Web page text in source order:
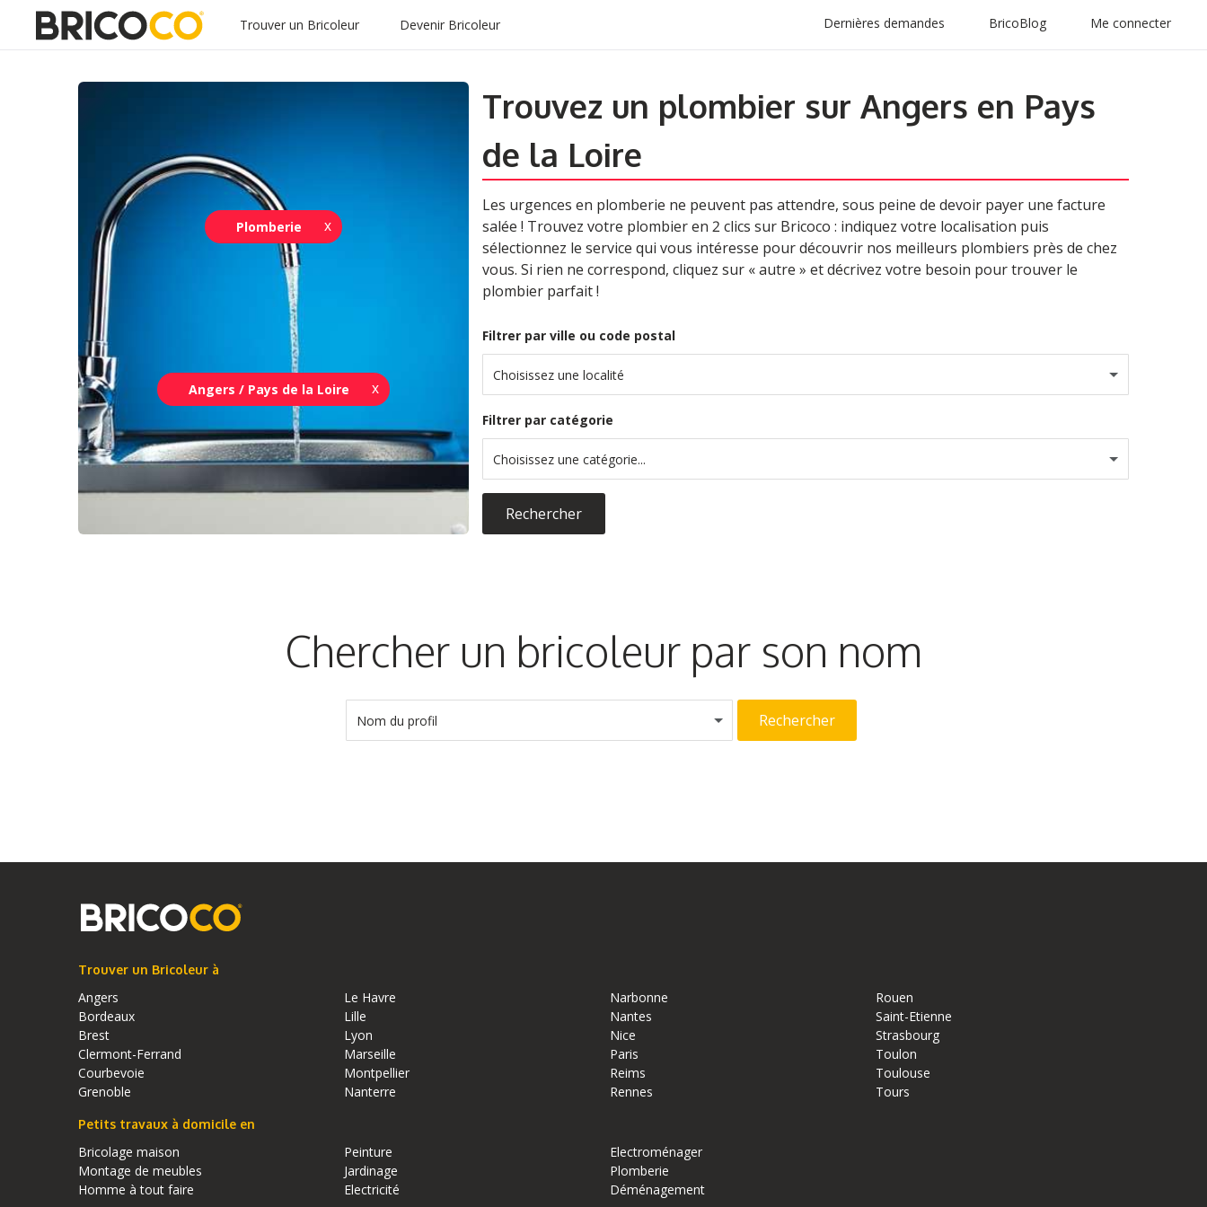
Trouver un Bricoleur Devenir Bricoleur Dernières demandes BricoBlog Me connecter
Plomberie
Angers / Pays de la Loire
Trouvez un plombier sur Angers en Pays
de la Loire
Les urgences en plomberie ne peuvent pas attendre, sous peine de devoir payer une facture
salée ! Trouvez votre plombier en 2 clics sur Bricoco : indiquez votre localisation puis
sélectionnez le service qui vous intéresse pour découvrir nos meilleurs plombiers près de chez
vous. Si rien ne correspond, cliquez sur « autre » et décrivez votre besoin pour trouver le
plombier parfait !
Filtrer par ville ou code postal
Choisissez une localité
Filtrer par catégorie
Choisissez une catégorie...
Rechercher
Chercher un bricoleur par son nom
Nom du profil Rechercher
Trouver un Bricoleur à
Angers
Bordeaux
Brest
Clermont-Ferrand
Courbevoie
Grenoble
Le Havre
Lille
Lyon
Marseille
Montpellier
Nanterre
Narbonne
Nantes
Nice
Paris
Reims
Rennes
Rouen
Saint-Etienne
Strasbourg
Toulon
Toulouse
Tours
Petits travaux à domicile en
Bricolage maison
Montage de meubles
Homme à tout faire
Peinture
Jardinage
Electricité
Electroménager
Plomberie
Déménagement